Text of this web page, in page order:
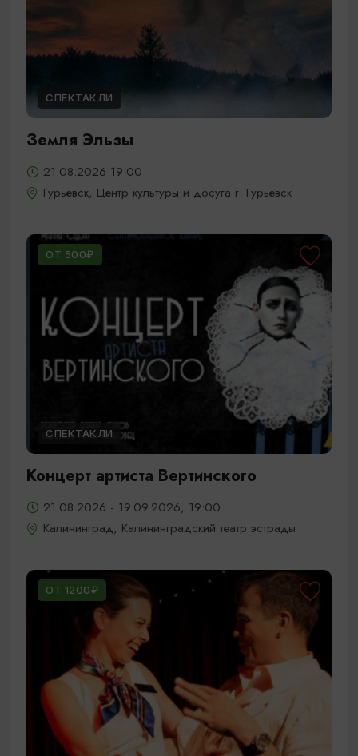
СПЕКТАКЛИ
Земля Эльзы
21.08.2026 19:00
Гурьевск, Центр культуры и досуга г. Гурьевск
ОТ 500₽
СПЕКТАКЛИ
Концерт артиста Вертинского
21.08.2026 - 19.09.2026, 19:00
Калининград, Калининградский театр эстрады
ОТ 1200₽